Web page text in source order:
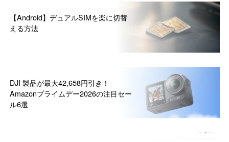
【Android】デュアルSIMを楽に切替
える方法
DJI 製品が最大42,658円引き！
Amazonプライムデー2026の注目セー
ル6選